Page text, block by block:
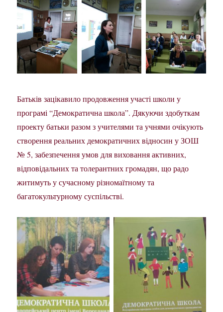
Батьків зацікавило продовження участі школи у
програмі “Демократична школа”. Дякуючи здобуткам
проекту батьки разом з учителями та учнями очікують
створення реальних демократичних відносин у ЗОШ
№ 5, забезпечення умов для виховання активних,
відповідальних та толерантних громадян, що радо
житимуть у сучасному різномаїтному та
багатокультурному суспільстві.